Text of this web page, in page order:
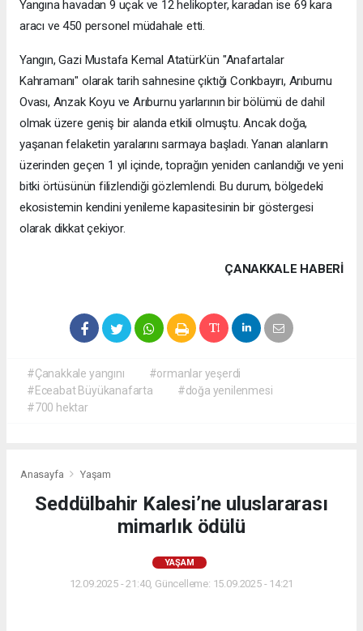
Yangına havadan 9 uçak ve 12 helikopter, karadan ise 69 kara
aracı ve 450 personel müdahale etti.
Yangın, Gazi Mustafa Kemal Atatürk'ün "Anafartalar
Kahramanı" olarak tarih sahnesine çıktığı Conkbayırı, Arıburnu
Ovası, Anzak Koyu ve Arıburnu yarlarının bir bölümü de dahil
olmak üzere geniş bir alanda etkili olmuştu. Ancak doğa,
yaşanan felaketin yaralarını sarmaya başladı. Yanan alanların
üzerinden geçen 1 yıl içinde, toprağın yeniden canlandığı ve yeni
bitki örtüsünün filizlendiği gözlemlendi. Bu durum, bölgedeki
ekosistemin kendini yenileme kapasitesinin bir göstergesi
olarak dikkat çekiyor.
ÇANAKKALE HABERİ
#Çanakkale yangını
#ormanlar yeşerdi
#Eceabat Büyükanafarta
#doğa yenilenmesi
#700 hektar
Anasayfa Yaşam
Seddülbahir Kalesi’ne uluslararası
mimarlık ödülü
YAŞAM
12.09.2025 - 21:40, Güncelleme: 15.09.2025 - 14:21